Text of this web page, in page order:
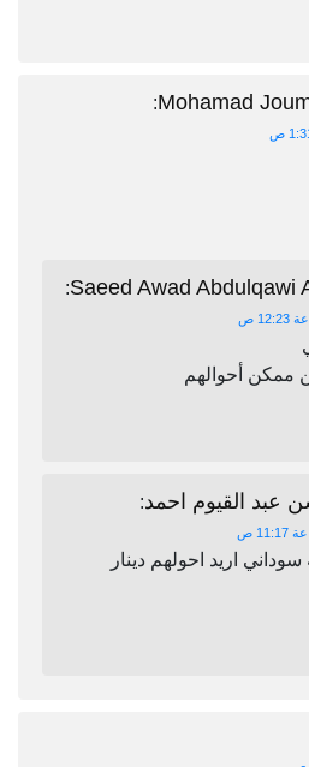
Mohamad
:
Saeed Awad Abdulqawi
:
ممكن أحوالهم
عبد القيوم احمد:
جنيه سوداني اريد احولهم دينار